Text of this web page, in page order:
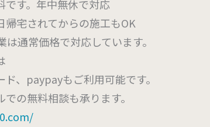
です。年中無休で対応
帰宅されてからの施工もOK
は通常価格で対応しています。
ド、paypayもご利用可能です。
の無料相談も承ります。